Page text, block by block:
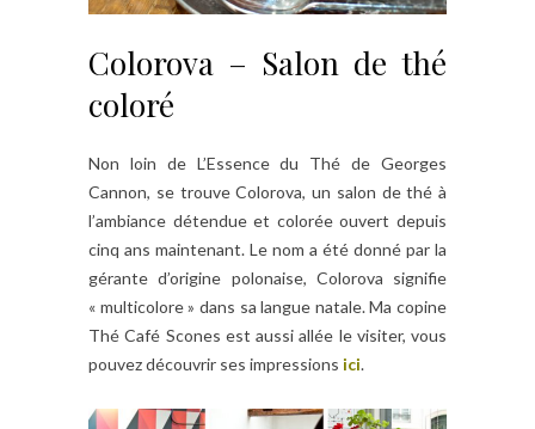
Colorova – Salon de thé
coloré
Non loin de L’Essence du Thé de Georges
Cannon, se trouve Colorova, un salon de thé à
l’ambiance détendue et colorée ouvert depuis
cinq ans maintenant. Le nom a été donné par la
gérante d’origine polonaise, Colorova signifie
« multicolore » dans sa langue natale. Ma copine
Thé Café Scones est aussi allée le visiter, vous
pouvez découvrir ses impressions ici.